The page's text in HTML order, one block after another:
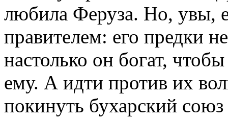
любила Феруза. Но, увы,
правителем: его предки
настолько он богат,
ему. А идти против их
покинуть бухарский союз